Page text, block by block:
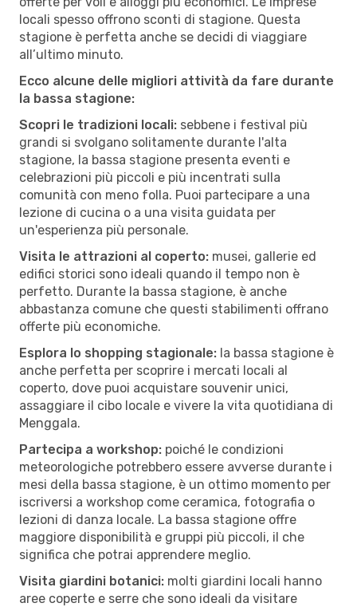
locali spesso offrono sconti di stagione. Questa
stagione è perfetta anche se decidi di viaggiare
all’ultimo minuto.
Ecco alcune delle migliori attività da fare durante
la bassa stagione:
Scopri le tradizioni locali: sebbene i festival più
grandi si svolgano solitamente durante l'alta
stagione, la bassa stagione presenta eventi e
celebrazioni più piccoli e più incentrati sulla
comunità con meno folla. Puoi partecipare a una
lezione di cucina o a una visita guidata per
un'esperienza più personale.
Visita le attrazioni al coperto: musei, gallerie ed
edifici storici sono ideali quando il tempo non è
perfetto. Durante la bassa stagione, è anche
abbastanza comune che questi stabilimenti offrano
offerte più economiche.
Esplora lo shopping stagionale: la bassa stagione è
anche perfetta per scoprire i mercati locali al
coperto, dove puoi acquistare souvenir unici,
assaggiare il cibo locale e vivere la vita quotidiana di
Menggala.
Partecipa a workshop: poiché le condizioni
meteorologiche potrebbero essere avverse durante i
mesi della bassa stagione, è un ottimo momento per
iscriversi a workshop come ceramica, fotografia o
lezioni di danza locale. La bassa stagione offre
maggiore disponibilità e gruppi più piccoli, il che
significa che potrai apprendere meglio.
Visita giardini botanici: molti giardini locali hanno
aree coperte e serre che sono ideali da visitare